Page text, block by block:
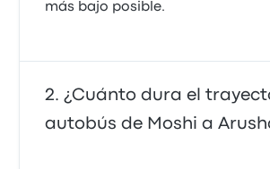
más bajo posible.
¿Cuánto dura el
autobús de Moshi a